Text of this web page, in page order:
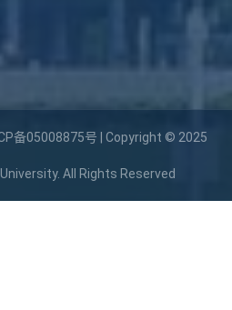
备05008875号 | Copyright © 2025
All Rights Reserved